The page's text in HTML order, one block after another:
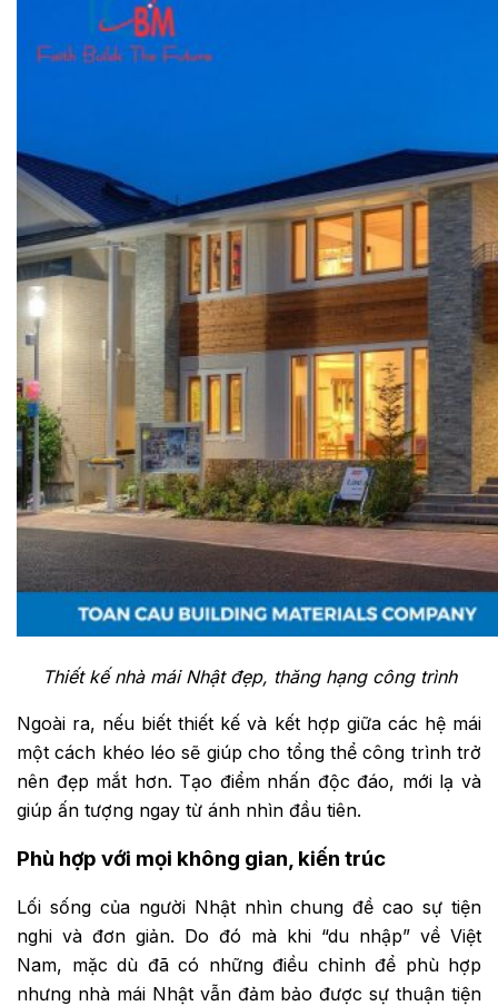
Thiết kế nhà mái Nhật đẹp, thăng hạng công trình
Ngoài ra, nếu biết thiết kế và kết hợp giữa các hệ mái
một cách khéo léo sẽ giúp cho tổng thể công trình trở
nên đẹp mắt hơn. Tạo điểm nhấn độc đáo, mới lạ và
giúp ấn tượng ngay từ ánh nhìn đầu tiên.
Phù hợp với mọi không gian, kiến trúc
Lối sống của người Nhật nhìn chung đề cao sự tiện
nghi và đơn giản. Do đó mà khi “du nhập” về Việt
Nam, mặc dù đã có những điều chỉnh để phù hợp
nhưng nhà mái Nhật vẫn đảm bảo được sự thuận tiện